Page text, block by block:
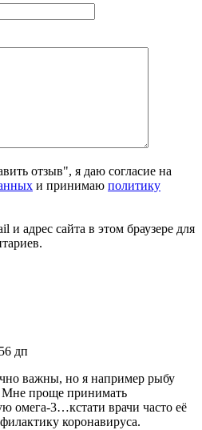
отзыв", я даю согласие на
и принимаю политику
и адрес сайта в этом браузере для
дп
важны, но я например рыбу
проще принимать
омега-3…кстати врачи часто её
коронавируса.